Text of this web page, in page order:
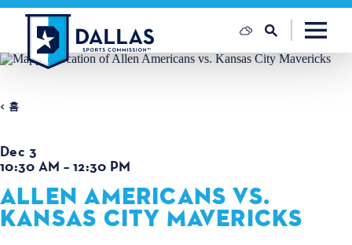
콘텐츠로 건너뛰기
홈
Dec 3
10:30 AM – 12:30 PM
ALLEN AMERICANS VS.
KANSAS CITY MAVERICKS